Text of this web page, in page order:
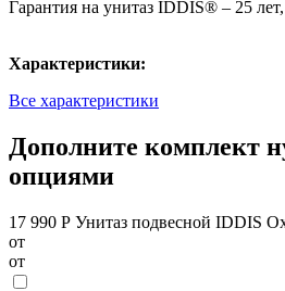
Гарантия на унитаз IDDIS® – 25
Характеристики:
Все характеристики
Дополните комплект
опциями
17 990 Р Унитаз подвесной IDDIS
от
от